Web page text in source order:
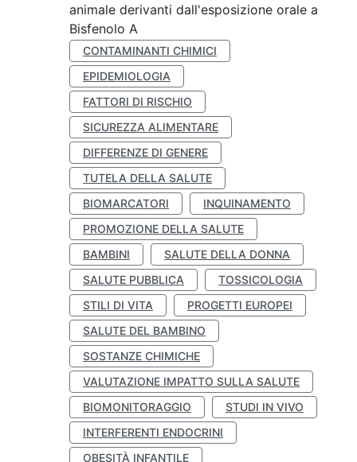
animale derivanti dall'esposizione orale a
Bisfenolo A
CONTAMINANTI CHIMICI
EPIDEMIOLOGIA
FATTORI DI RISCHIO
SICUREZZA ALIMENTARE
DIFFERENZE DI GENERE
TUTELA DELLA SALUTE
BIOMARCATORI
INQUINAMENTO
PROMOZIONE DELLA SALUTE
BAMBINI
SALUTE DELLA DONNA
SALUTE PUBBLICA
TOSSICOLOGIA
STILI DI VITA
PROGETTI EUROPEI
SALUTE DEL BAMBINO
SOSTANZE CHIMICHE
VALUTAZIONE IMPATTO SULLA SALUTE
BIOMONITORAGGIO
STUDI IN VIVO
INTERFERENTI ENDOCRINI
OBESITÀ INFANTILE